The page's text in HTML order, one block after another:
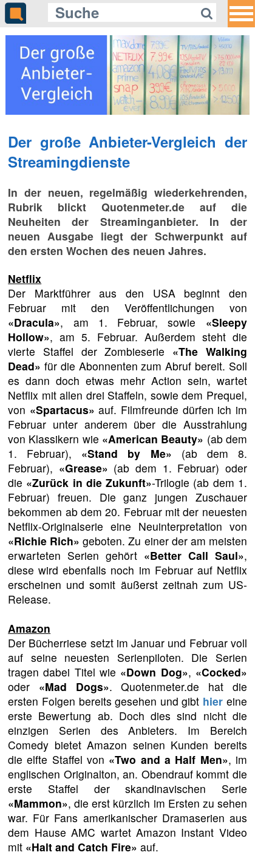
Der große Anbieter-Vergleich der
Streamingdienste
In der neuen, regelmäßig wiederkehrenden,
Rubrik blickt Quotenmeter.de auf die
Neuheiten der Streaminganbieter. In der
neuen Ausgabe liegt der Schwerpunkt auf
den ersten Wochen des neuen Jahres.
Netflix
Der Marktführer aus den USA beginnt den
Februar mit den Veröffentlichungen von
«Dracula», am 1. Februar, sowie «Sleepy
Hollow», am 5. Februar. Außerdem steht die
vierte Staffel der Zombieserie «The Walking
Dead» für die Abonnenten zum Abruf bereit. Soll
es dann doch etwas mehr Action sein, wartet
Netflix mit allen drei Staffeln, sowie dem Prequel,
von «Spartacus» auf. Filmfreunde dürfen ich im
Februar unter anderem über die Ausstrahlung
von Klassikern wie «American Beauty» (ab dem
1. Februar), «Stand by Me» (ab dem 8.
Februar), «Grease» (ab dem 1. Februar) oder
die «Zurück in die Zukunft»-Trilogie (ab dem 1.
Februar) freuen. Die ganz jungen Zuschauer
bekommen ab dem 20. Februar mit der neuesten
Netflix-Originalserie eine Neuinterpretation von
«Richie Rich» geboten. Zu einer der am meisten
erwarteten Serien gehört «Better Call Saul»,
diese wird ebenfalls noch im Februar auf Netflix
erscheinen und somit äußerst zeitnah zum US-
Release.
Amazon
Der Bücherriese setzt im Januar und Februar voll
auf seine neuesten Serienpiloten. Die Serien
tragen dabei Titel wie «Down Dog», «Cocked»
oder «Mad Dogs». Quotenmeter.de hat die
ersten Folgen bereits gesehen und gibt hier eine
erste Bewertung ab. Doch dies sind nicht die
einzigen Serien des Anbieters. Im Bereich
Comedy bietet Amazon seinen Kunden bereits
die elfte Staffel von «Two and a Half Men», im
englischen Originalton, an. Obendrauf kommt die
erste Staffel der skandinavischen Serie
«Mammon», die erst kürzlich im Ersten zu sehen
war. Für Fans amerikanischer Dramaserien aus
dem Hause AMC wartet Amazon Instant Video
mit «Halt and Catch Fire» auf.